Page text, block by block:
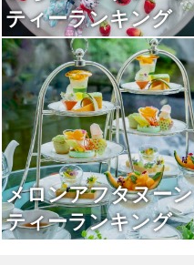
ティーランキング
メロンアフタヌーン
ティーランキング